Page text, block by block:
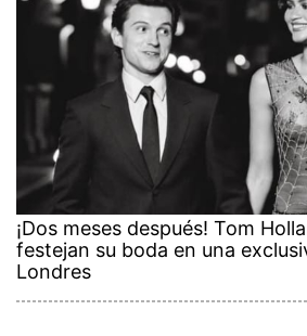
¡Dos meses después! Tom
festejan su boda en una
Londres